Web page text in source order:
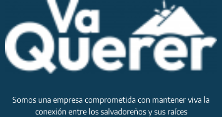
Somos una empresa comprometida con mantener viva la
conexión entre los salvadoreños y sus raíces